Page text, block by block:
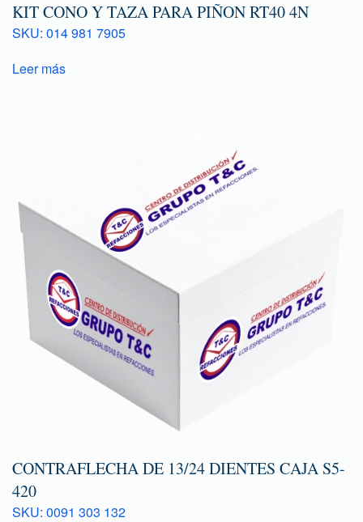
KIT CONO Y TAZA PARA PIÑON RT40 4N
SKU: 014 981 7905
Leer más
CONTRAFLECHA DE 13/24 DIENTES CAJA S5-
420
SKU: 0091 303 132